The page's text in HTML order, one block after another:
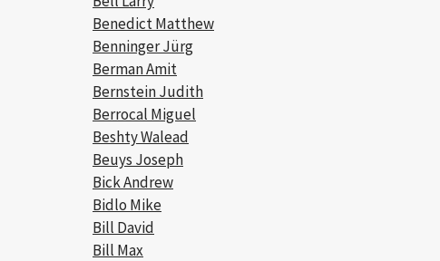
Benedict Matthew
Benninger Jürg
Berman Amit
Bernstein Judith
Berrocal Miguel
Beshty Walead
Beuys Joseph
Bick Andrew
Bidlo Mike
Bill David
Bill Max